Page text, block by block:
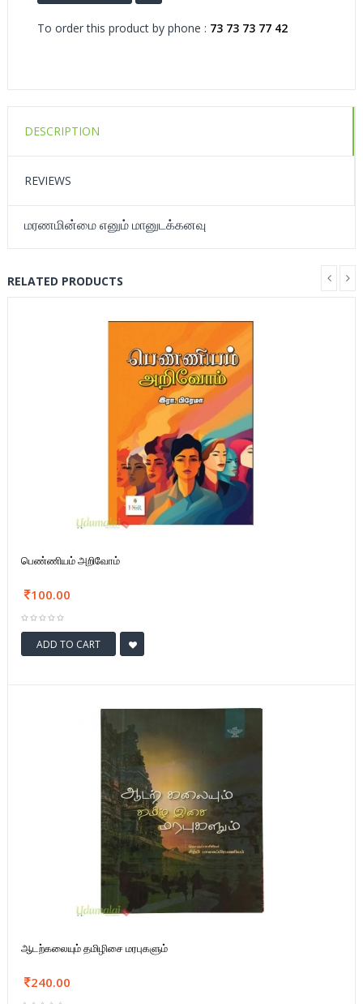
To order this product by phone : 73 73 73 77 42
DESCRIPTION
REVIEWS
மரணமின்மை எனும் மானுடக்கனவு
RELATED PRODUCTS
பெண்ணியம் அறிவோம்
100.00
ADD TO CART
ஆடற்கலையும் தமிழிசை மரபுகளும்
240.00